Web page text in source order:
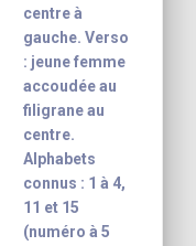
centre à
gauche. Verso
: jeune femme
accoudée au
filigrane au
centre.
Alphabets
connus : 1 à 4,
11 et 15
(numéro à 5